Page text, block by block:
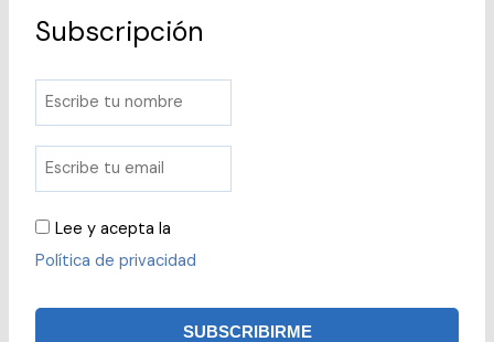
Subscripción
Lee y acepta la
Política de privacidad